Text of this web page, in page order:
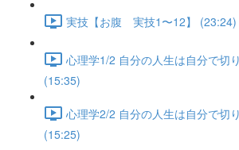
実技【お腹 実技1〜12】 (23:24)
心理学1/2 自分の人生は自分で切
(15:35)
心理学2/2 自分の人生は自分で切
(15:25)